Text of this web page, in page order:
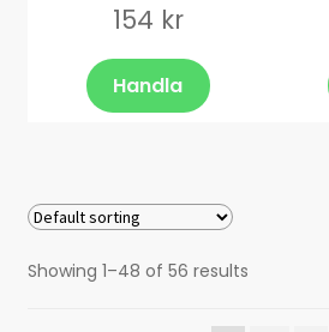
154 kr
Handla
Showing 1–48 of 56 results